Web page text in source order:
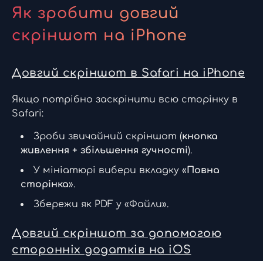
Як зробити довгий
скріншот на iPhone
Довгий скріншот в Safari на iPhone
Якщо потрібно заскрінити всю сторінку в
Safari:
Зроби звичайний скріншот (кнопка
живлення + збільшення гучності).
У мініатюрі вибери вкладку «Повна
сторінка».
Збережи як PDF у «Файли».
Довгий скріншот за допомогою
сторонніх додатків на iOS